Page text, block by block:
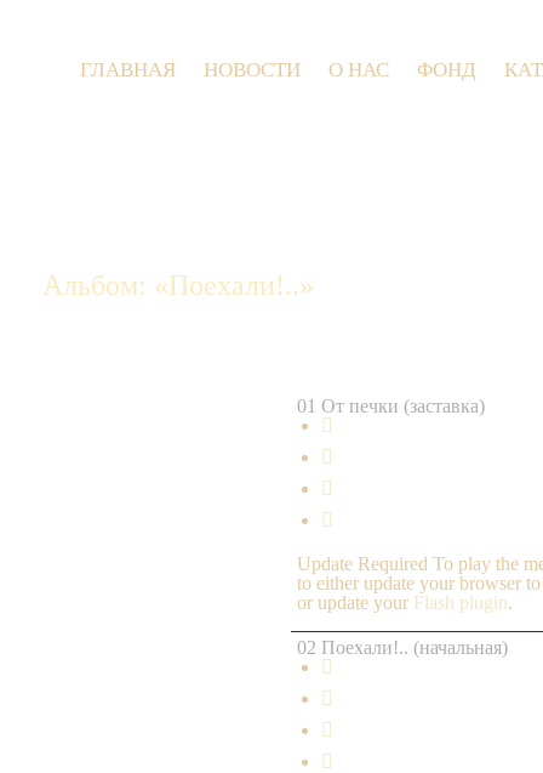
ГЛАВНАЯ НОВОСТИ О НАС ФОНД
Альбом: «Поехали!..»
01 От печки (заставка)




Update Required To play the
to either update your browser
or update your Flash plugin.
02 Поехали!.. (начальная)



